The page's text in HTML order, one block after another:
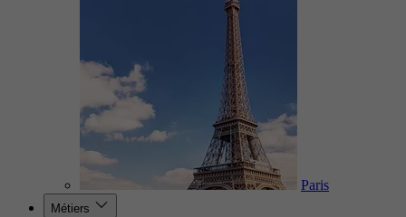
Paris
Métiers